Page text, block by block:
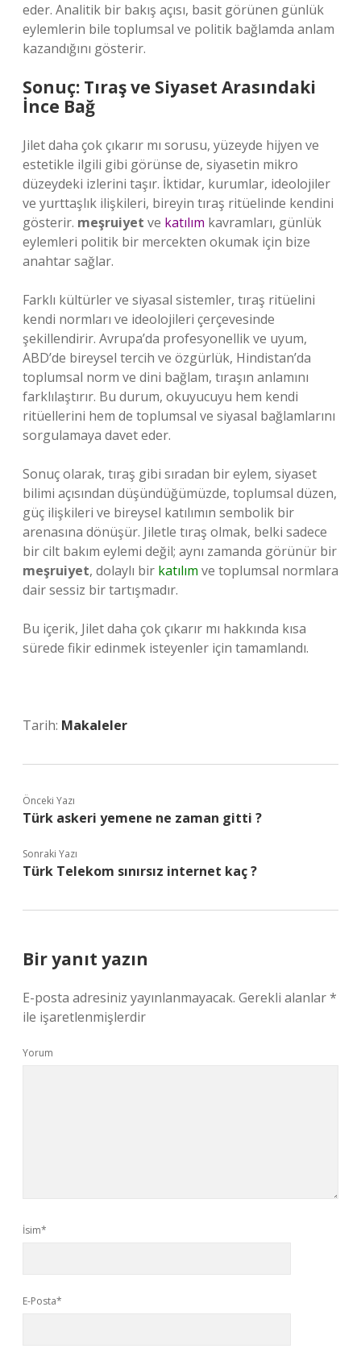
eder. Analitik bir bakış açısı, basit görünen günlük
eylemlerin bile toplumsal ve politik bağlamda anlam
kazandığını gösterir.
Sonuç: Tıraş ve Siyaset Arasındaki
İnce Bağ
Jilet daha çok çıkarır mı sorusu, yüzeyde hijyen ve
estetikle ilgili gibi görünse de, siyasetin mikro
düzeydeki izlerini taşır. İktidar, kurumlar, ideolojiler
ve yurttaşlık ilişkileri, bireyin tıraş ritüelinde kendini
gösterir. meşruiyet ve katılım kavramları, günlük
eylemleri politik bir mercekten okumak için bize
anahtar sağlar.
Farklı kültürler ve siyasal sistemler, tıraş ritüelini
kendi normları ve ideolojileri çerçevesinde
şekillendirir. Avrupa’da profesyonellik ve uyum,
ABD’de bireysel tercih ve özgürlük, Hindistan’da
toplumsal norm ve dini bağlam, tıraşın anlamını
farklılaştırır. Bu durum, okuyucuyu hem kendi
ritüellerini hem de toplumsal ve siyasal bağlamlarını
sorgulamaya davet eder.
Sonuç olarak, tıraş gibi sıradan bir eylem, siyaset
bilimi açısından düşündüğümüzde, toplumsal düzen,
güç ilişkileri ve bireysel katılımın sembolik bir
arenasına dönüşür. Jiletle tıraş olmak, belki sadece
bir cilt bakım eylemi değil; aynı zamanda görünür bir
meşruiyet, dolaylı bir katılım ve toplumsal normlara
dair sessiz bir tartışmadır.
Bu içerik, Jilet daha çok çıkarır mı hakkında kısa
sürede fikir edinmek isteyenler için tamamlandı.
Tarih: Makaleler
Önceki Yazı
Türk askeri yemene ne zaman gitti ?
Sonraki Yazı
Türk Telekom sınırsız internet kaç ?
Bir yanıt yazın
E-posta adresiniz yayınlanmayacak. Gerekli alanlar*
ile işaretlenmişlerdir
Yorum
İsim*
E-Posta*